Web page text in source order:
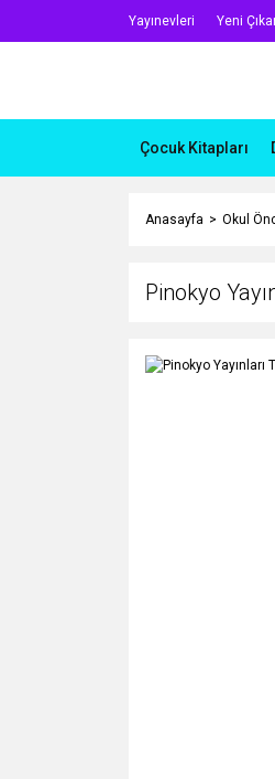
Yayınevleri Yeni
Çocuk Kitapları
Anasayfa Okul
Pinokyo